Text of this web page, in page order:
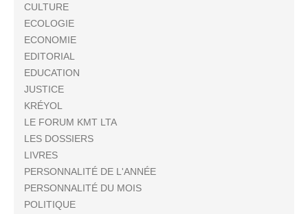
CULTURE
ECOLOGIE
ECONOMIE
EDITORIAL
EDUCATION
JUSTICE
KRÉYOL
LE FORUM KMT LTA
LES DOSSIERS
LIVRES
PERSONNALITÉ DE L'ANNÉE
PERSONNALITÉ DU MOIS
POLITIQUE